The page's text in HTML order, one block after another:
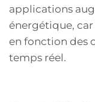
applications
énergétique, car
en fonction des
temps réel.